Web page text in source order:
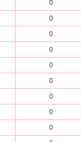
0
0
0
0
0
0
0
0
0